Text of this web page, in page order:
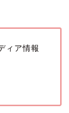
ィア情報